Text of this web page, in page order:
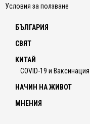
Условия за ползване
БЪЛГАРИЯ
СВЯТ
КИТАЙ
COVID-19 и Ваксинация
НАЧИН НА ЖИВОТ
МНЕНИЯ